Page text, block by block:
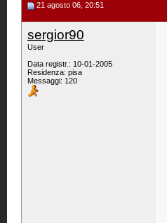
21 agosto 06, 20:51
sergior90
User
Data registr.: 10-01-2005
Residenza: pisa
Messaggi: 120